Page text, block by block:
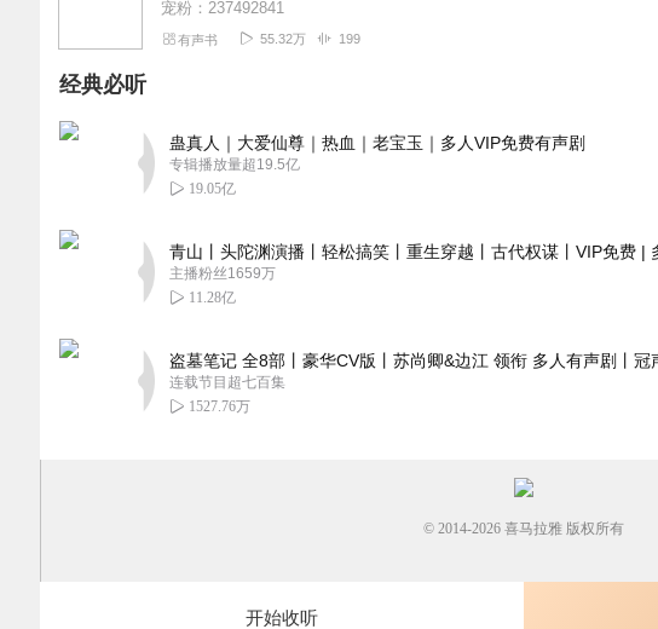
了！同时又产生了一个有趣的认识，在喜马拉雅这个伟大的平台上，有
辄上千万甚至过亿播放量的东西却烂得不忍卒听———文字低劣幼稚，故
枭的生活基础，有强大的逻辑内涵支撑。更兼单摆越播越成熟，对声线的
爱听有声书的老鼠
归属。主播口齿清晰，音色很好，没有乱七八糟的配乐，静静地听书令人
回复 2021-12-17
是一本不错的小说，不要长篇小说，听着正好。正能量满满的，从四姐
极品亲戚也有善良的朋友。主播声音好听，声情并茂的感情也是让人感动
宠粉：237492841
有声书 55.32万 199
经典必听
蛊真人｜大爱仙尊｜热血｜老宝玉｜多人VIP免费有声剧
专辑播放量超19.5亿
19.05亿
青山丨头陀渊演播丨轻松搞笑丨重生穿越丨古代权谋丨VIP免费 |
主播粉丝1659万
11.28亿
盗墓笔记 全8部丨豪华CV版丨苏尚卿&边江 领衔 多人有声剧丨冠
连载节目超七百集
1527.76万
开始收听
© 2014-2026 喜马拉雅 版权所有